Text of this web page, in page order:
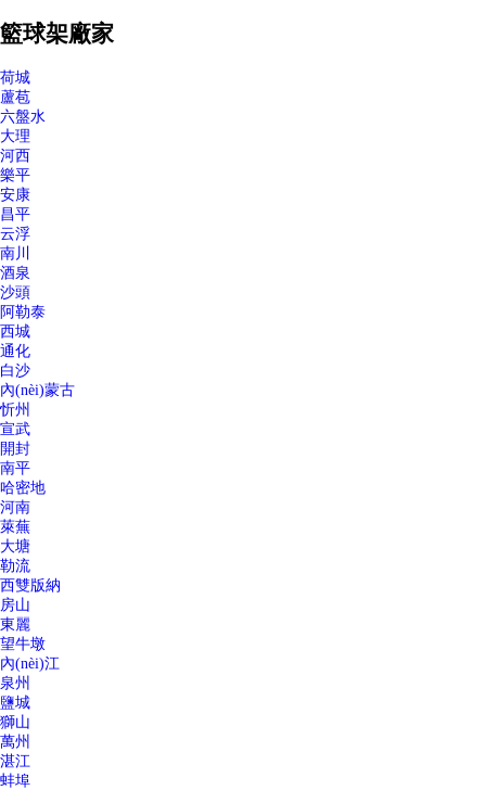
籃球架廠家
荷城
蘆苞
六盤水
大理
河西
樂平
安康
昌平
云浮
南川
酒泉
沙頭
阿勒泰
西城
通化
白沙
內(nèi)蒙古
忻州
宣武
開封
南平
哈密地
河南
萊蕪
大塘
勒流
西雙版納
房山
東麗
望牛墩
內(nèi)江
泉州
鹽城
獅山
萬州
湛江
蚌埠